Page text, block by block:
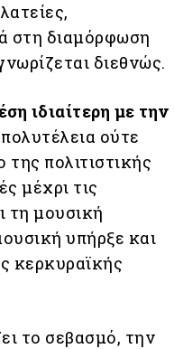
στη διαμόρφωση
διεθνώς.
ιδιαίτερη με την
ούτε
της πολιτιστικής
μέχρι τις
τη μουσική
υπήρξε και
κερκυραϊκής
το σεβασμό, την